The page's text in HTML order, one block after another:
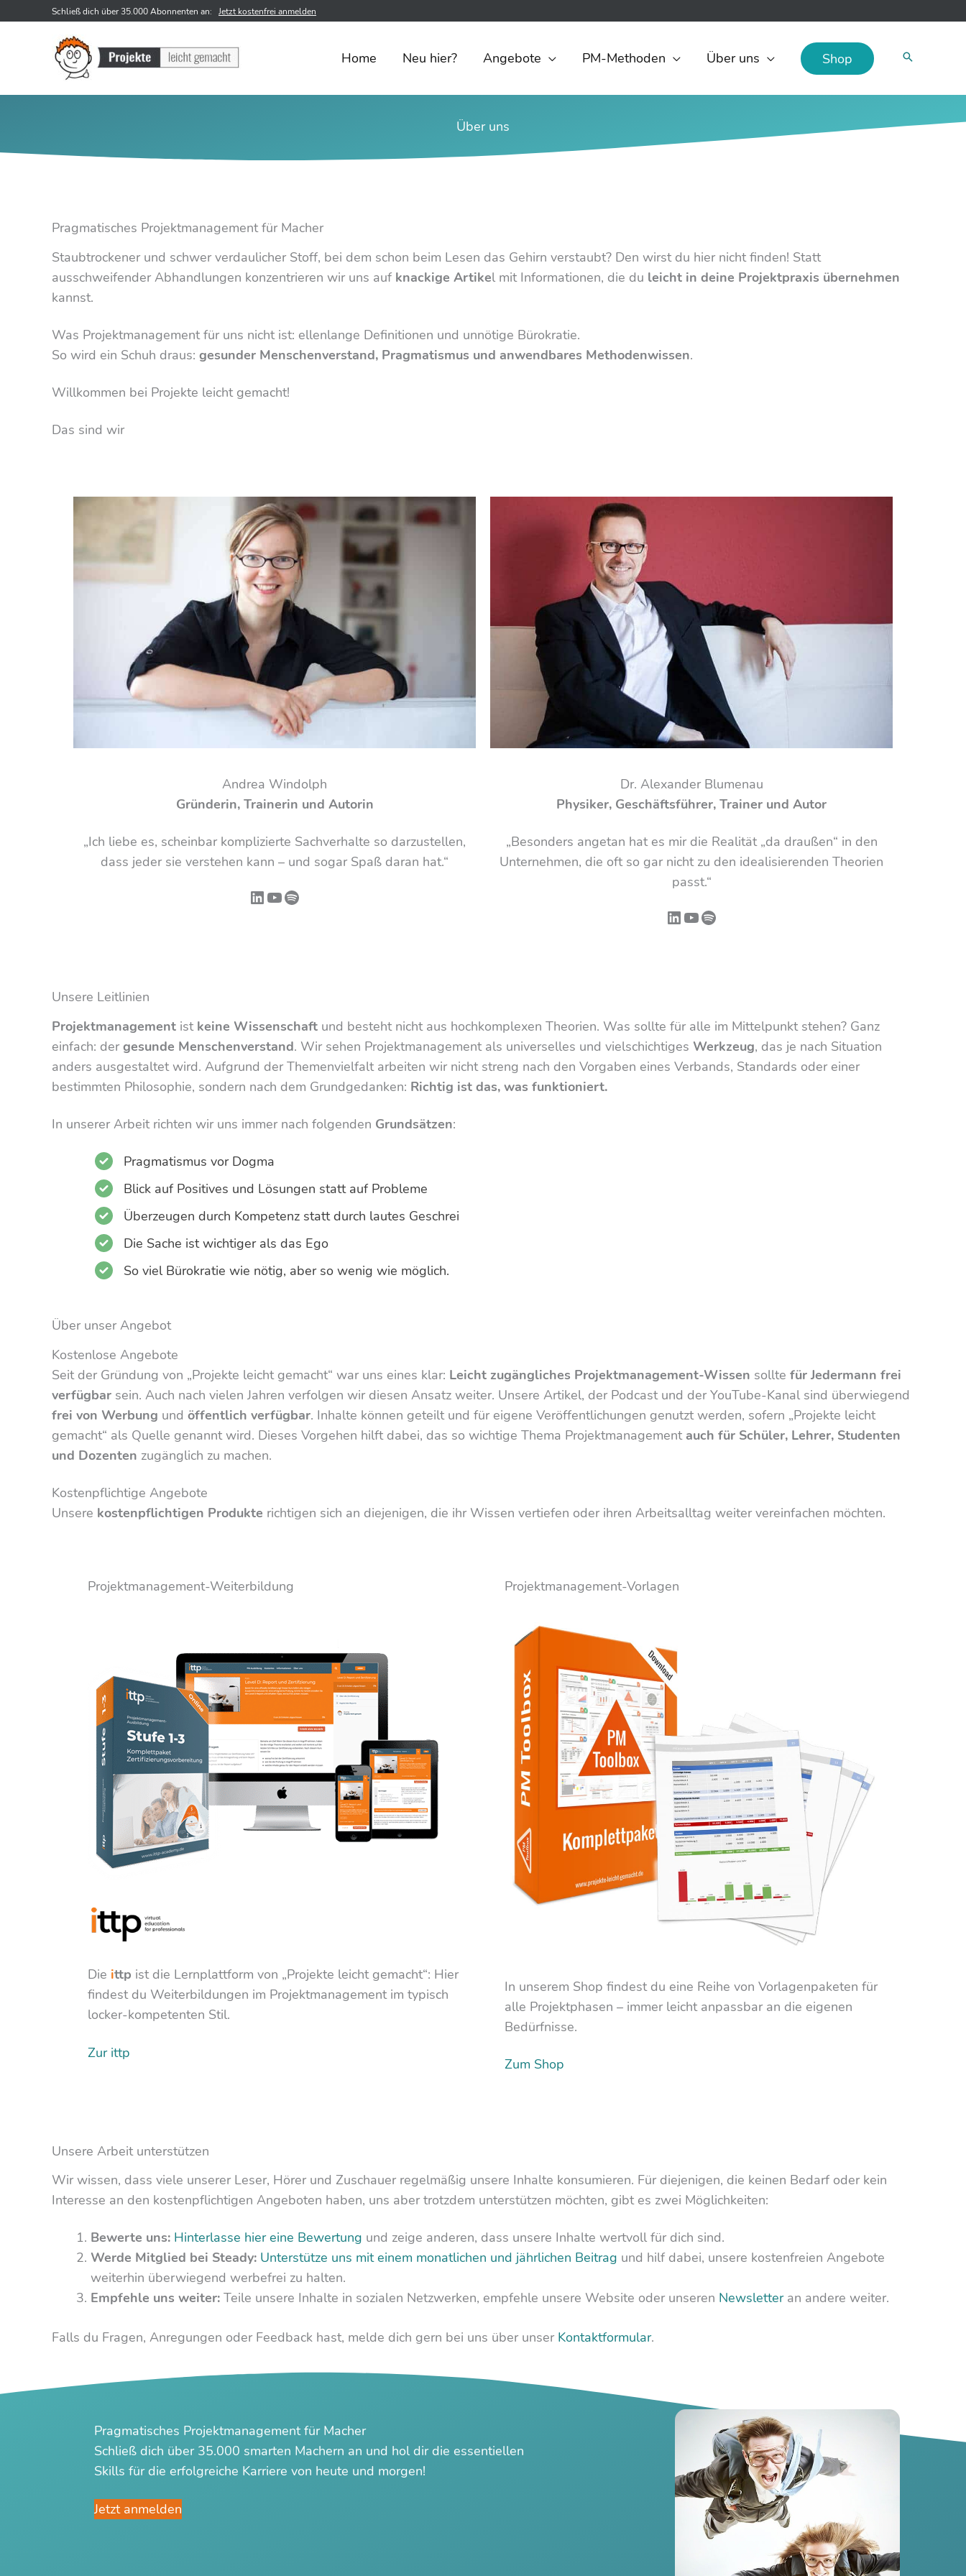
Schließ dich über 35.000 Abonnenten an: Jetzt kostenfrei anmelden
Home Neu hier? Angebote PM-Methoden Über uns Shop
Über uns
Pragmatisches Projektmanagement für Macher
Staubtrockener und schwer verdaulicher Stoff, bei dem schon beim Lesen das Gehirn verstaubt? Den wirst du hier nicht finden! Statt
ausschweifender Abhandlungen konzentrieren wir uns auf knackige Artikel mit Informationen, die du leicht in deine Projektpraxis übernehmen
kannst.
Was Projektmanagement für uns nicht ist: ellenlange Definitionen und unnötige Bürokratie.
So wird ein Schuh draus: gesunder Menschenverstand, Pragmatismus und anwendbares Methodenwissen.
Willkommen bei Projekte leicht gemacht!
Das sind wir
Andrea Windolph
Gründerin, Trainerin und Autorin
„Ich liebe es, scheinbar komplizierte Sachverhalte so darzustellen,
dass jeder sie verstehen kann – und sogar Spaß daran hat.“
LinkedIn
YouTube
Spotify
Dr. Alexander Blumenau
Physiker, Geschäftsführer, Trainer und Autor
„Besonders angetan hat es mir die Realität „da draußen“ in den
Unternehmen, die oft so gar nicht zu den idealisierenden Theorien
passt.“
LinkedIn
YouTube
Spotify
Unsere Leitlinien
Projektmanagement ist keine Wissenschaft und besteht nicht aus hochkomplexen Theorien. Was sollte für alle im Mittelpunkt stehen? Ganz
einfach: dergesunde Menschenverstand. Wir sehen Projektmanagement als universelles und vielschichtiges Werkzeug, das je nach Situation
anders ausgestaltet wird. Aufgrund der Themenvielfalt arbeiten wir nicht streng nach den Vorgaben eines Verbands, Standards oder einer
bestimmten Philosophie, sondern nach dem Grundgedanken: Richtig ist das, was funktioniert.
In unserer Arbeit richten wir uns immer nach folgenden Grundsätzen:
Pragmatismus vor Dogma
Blick auf Positives und Lösungen statt auf Probleme
Überzeugen durch Kompetenz statt durch lautes Geschrei
Die Sache ist wichtiger als das Ego
So viel Bürokratie wie nötig, aber so wenig wie möglich.
Über unser Angebot
Kostenlose Angebote
Seit der Gründung von „Projekte leicht gemacht“ war uns eines klar: Leicht zugängliches Projektmanagement-Wissen sollte für Jedermann frei
verfügbar sein. Auch nach vielen Jahren verfolgen wir diesen Ansatz weiter. Unsere Artikel, der Podcast und der YouTube-Kanal sind überwiegend
frei von Werbung und öffentlich verfügbar. Inhalte können geteilt und für eigene Veröffentlichungen genutzt werden, sofern „Projekte leicht
gemacht“ als Quelle genannt wird. Dieses Vorgehen hilft dabei, das so wichtige Thema Projektmanagement auch für Schüler, Lehrer, Studenten
und Dozenten zugänglich zu machen.
Kostenpflichtige Angebote
Unsere kostenpflichtigen Produkte richtigen sich an diejenigen, die ihr Wissen vertiefen oder ihren Arbeitsalltag weiter vereinfachen möchten.
Projektmanagement-Weiterbildung
Die ittp ist die Lernplattform von „Projekte leicht gemacht“: Hier
findest du Weiterbildungen im Projektmanagement im typisch
locker-kompetenten Stil.
Zur ittp
Projektmanagement-Vorlagen
In unserem Shop findest du eine Reihe von Vorlagenpaketen für
alle Projektphasen – immer leicht anpassbar an die eigenen
Bedürfnisse.
Zum Shop
Unsere Arbeit unterstützen
Wir wissen, dass viele unserer Leser, Hörer und Zuschauer regelmäßig unsere Inhalte konsumieren. Für diejenigen, die keinen Bedarf oder kein
Interesse an den kostenpflichtigen Angeboten haben, uns aber trotzdem unterstützen möchten, gibt es zwei Möglichkeiten:
Bewerte uns: Hinterlasse hier eine Bewertung und zeige anderen, dass unsere Inhalte wertvoll für dich sind.
Werde Mitglied bei Steady: Unterstütze uns mit einem monatlichen und jährlichen Beitrag und hilf dabei, unsere kostenfreien Angebote
weiterhin überwiegend werbefrei zu halten.
Empfehle uns weiter: Teile unsere Inhalte in sozialen Netzwerken, empfehle unsere Website oder unseren Newsletteran andere weiter.
Falls du Fragen, Anregungen oder Feedback hast, melde dich gern bei uns über unser Kontaktformular.
Pragmatisches Projektmanagement für Macher
Schließ dich über 35.000 smarten Machern an und hol dir die essentiellen
Skills für die erfolgreiche Karriere von heute und morgen!
Jetzt anmelden